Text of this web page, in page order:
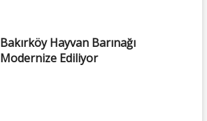
Bakırköy Hayvan Barınağı
Modernize Ediliyor